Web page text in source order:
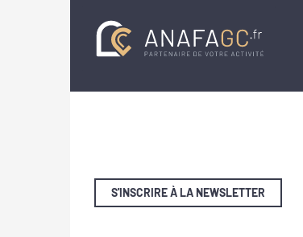
S'INSCRIRE À LA NEWSLETTER